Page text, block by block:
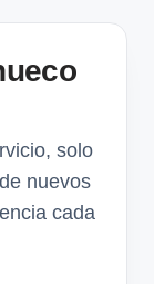
solo
nuevos
cada